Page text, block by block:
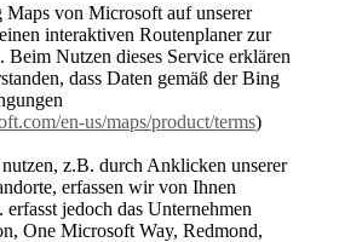
von Microsoft auf unserer
interaktiven Routenplaner zur
Beim Nutzen dieses Service erklären
dass Daten gemäß der Bing
en-us/maps/product/terms)
z.B. durch Anklicken unserer
erfassen wir von Ihnen
jedoch das Unternehmen
One Microsoft Way, Redmond,